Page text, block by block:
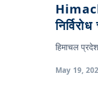
हिमाचल
May 19,